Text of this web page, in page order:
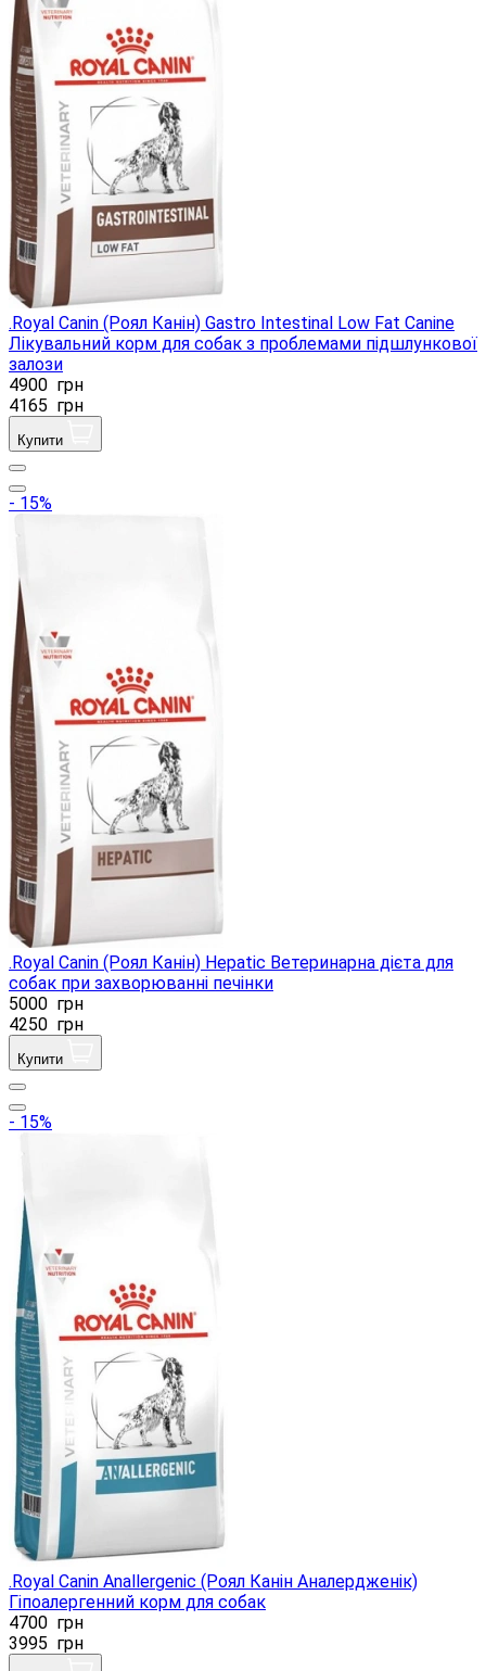
.Royal Canin (Роял Канін) Gastro Intestinal Low Fat Canine
Лікувальний корм для собак з проблемами підшлункової
залози
4900 грн
4165 грн
Купити
- 15%
.Royal Canin (Роял Канін) Hepatic Ветеринарна дієта для
собак при захворюванні печінки
5000 грн
4250 грн
Купити
- 15%
.Royal Canin Anallergenic (Роял Канін Аналердженік)
Гіпоалергенний корм для собак
4700 грн
3995 грн